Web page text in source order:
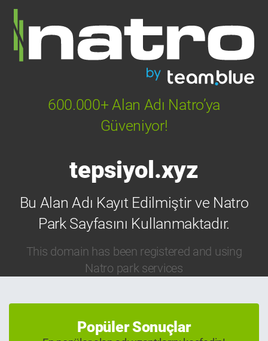
600.000+ Alan Adı Natro’ya
Güveniyor!
tepsiyol.xyz
Bu Alan Adı Kayıt Edilmiştir ve Natro
Park Sayfasını Kullanmaktadır.
This domain has been registered and using
Natro park services
Popüler Sonuçlar